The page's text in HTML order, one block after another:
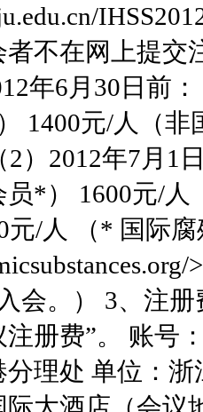
不在网上提交
年6月30日前
1400元/人（
2）2012年7月1
员*） 1600元/
元/人 （* 国际
会。） 3、注
册费”。 账号
分理处 单位